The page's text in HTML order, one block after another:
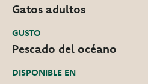
Gatos adultos
GUSTO
Pescado del océano
DISPONIBLE EN